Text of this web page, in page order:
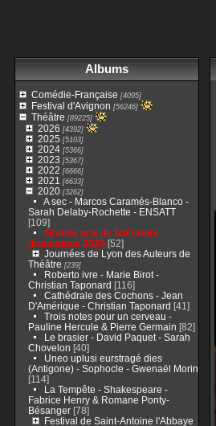
Albums
Comédie-Française [4095]
Festival d'Avignon [56246]
Théâtre [89225]
2026 [4392]
2025 [5103]
2024[5366]
2023 [5367]
2022 [6666]
2021 [6633]
2020[3262]
A sec - Marcos Caramés-Blanco -
Sarah Delaby-Rochette - ENSATT
[109]
Grands prix de littérature
dramatique 2020[52]
Journées de Lyon des Auteurs de
Théâtre [239]
Roberto ivre - Marie Birot -
Christian Taponard [116]
Cathédrale des Cochons - Jean
D'Amérique - Christian Taponard [41]
Trois notes pour un cerveau -
Pauline Hercule & Pierre Germain [82]
Le brasier - David Paquet - Sarah
Chovelon [40]
Uneo uplusi eurstragé dies
(Antigone) - Sophocle - Gwenaël Morin
[114]
La Tempête - Shakespeare -
Fabrice Henry & Romane Ponty-
Bésanger [78]
Festival de Saint-Antoine l'Abbaye